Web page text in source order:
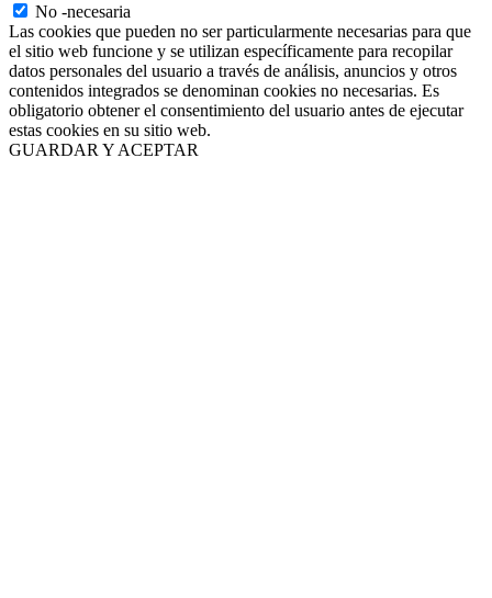
No -necesaria
Las cookies que pueden no ser particularmente necesarias para que
el sitio web funcione y se utilizan específicamente para recopilar
datos personales del usuario a través de análisis, anuncios y otros
contenidos integrados se denominan cookies no necesarias. Es
obligatorio obtener el consentimiento del usuario antes de ejecutar
estas cookies en su sitio web.
GUARDAR Y ACEPTAR